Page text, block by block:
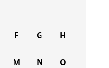
F G H
M N O